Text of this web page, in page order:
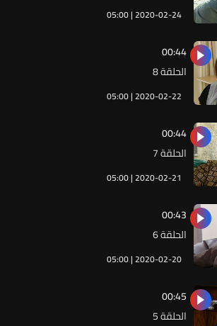
05:00 | 2020-02-24
05:00 | 2020-02-22
الحلقة 8
00:44
05:00 | 2020-02-21
الحلقة 7
00:44
05:00 | 2020-02-20
الحلقة 6
00:43
الحلقة 5
00:45